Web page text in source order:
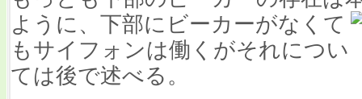
ように、下部にビーカーがなくて
もサイフォンは働くがそれについ
ては後で述べる。